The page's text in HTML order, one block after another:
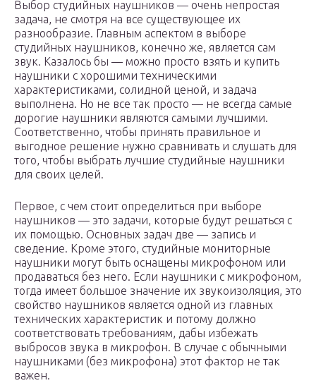
Выбор студийных наушников — очень непростая
задача, не смотря на все существующее их
разнообразие. Главным аспектом в выборе
студийных наушников, конечно же, является сам
звук. Казалось бы — можно просто взять и купить
наушники с хорошими техническими
характеристиками, солидной ценой, и задача
выполнена. Но не все так просто — не всегда самые
дорогие наушники являются самыми лучшими.
Соответственно, чтобы принять правильное и
выгодное решение нужно сравнивать и слушать для
того, чтобы выбрать лучшие студийные наушники
для своих целей.
Первое, с чем стоит определиться при выборе
наушников — это задачи, которые будут решаться с
их помощью. Основных задач две — запись и
сведение. Кроме этого, студийные мониторные
наушники могут быть оснащены микрофоном или
продаваться без него. Если наушники с микрофоном,
тогда имеет большое значение их звукоизоляция, это
свойство наушников является одной из главных
технических характеристик и потому должно
соответствовать требованиям, дабы избежать
выбросов звука в микрофон. В случае с обычными
наушниками (без микрофона) этот фактор не так
важен.